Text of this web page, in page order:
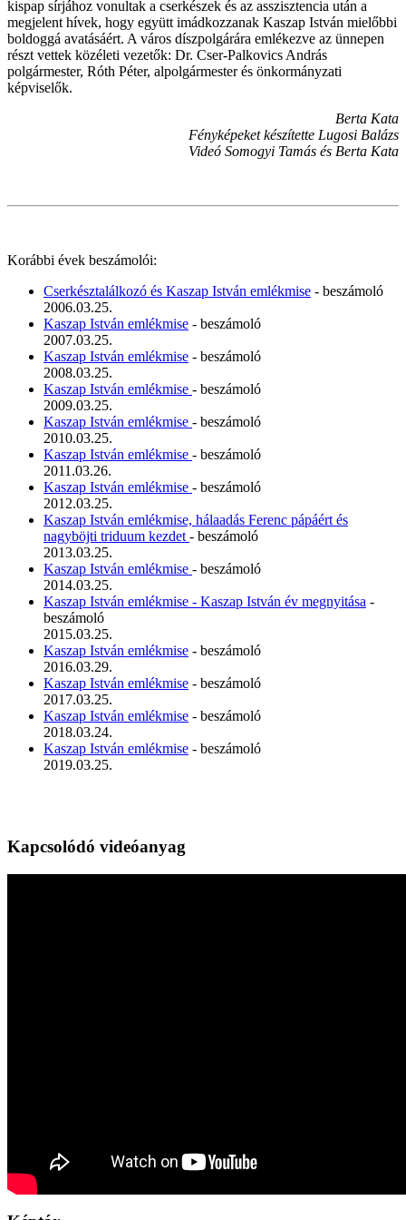
kispap sírjához vonultak a cserkészek és az asszisztencia után a
megjelent hívek, hogy együtt imádkozzanak Kaszap István mielőbbi
boldoggá avatásáért. A város díszpolgárára emlékezve az ünnepen
részt vettek közéleti vezetők: Dr. Cser-Palkovics András
polgármester, Róth Péter, alpolgármester és önkormányzati
képviselők.
Berta Kata
Fényképeket készítette Lugosi Balázs
Videó Somogyi Tamás és Berta Kata
Korábbi évek beszámolói:
Cserkésztalálkozó és Kaszap István emlékmise - beszámoló
2006.03.25.
Kaszap István emlékmise - beszámoló
2007.03.25.
Kaszap István emlékmise - beszámoló
2008.03.25.
Kaszap István emlékmise - beszámoló
2009.03.25.
Kaszap István emlékmise - beszámoló
2010.03.25.
Kaszap István emlékmise - beszámoló
2011.03.26.
Kaszap István emlékmise - beszámoló
2012.03.25.
Kaszap István emlékmise, hálaadás Ferenc pápáért és
nagyböjti triduum kezdet - beszámoló
2013.03.25.
Kaszap István emlékmise - beszámoló
2014.03.25.
Kaszap István emlékmise - Kaszap István év megnyitása -
beszámoló
2015.03.25.
Kaszap István emlékmise - beszámoló
2016.03.29.
Kaszap István emlékmise - beszámoló
2017.03.25.
Kaszap István emlékmise - beszámoló
2018.03.24.
Kaszap István emlékmise - beszámoló
2019.03.25.
Kapcsolódó videóanyag